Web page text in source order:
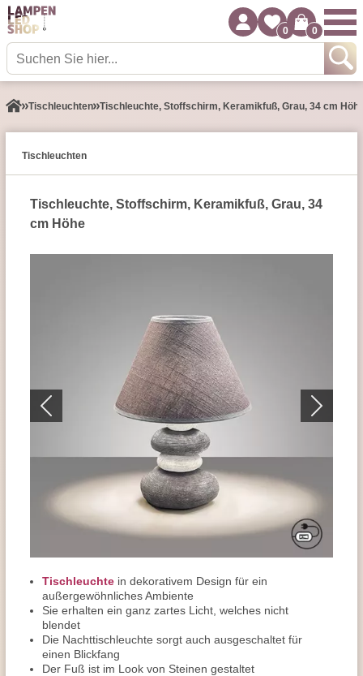
0 0
Tisch­leuchten Tischleuchte, Stoffschirm, Keramikfuß, Grau, 34 cm
Tisch­leuchten
Tischleuchte, Stoffschirm, Keramikfuß, Grau, 34
cm Höhe
Tischleuchte in dekorativem Design für ein
außergewöhnliches Ambiente
Sie erhalten ein ganz zartes Licht, welches nicht
blendet
Die Nachttischleuchte sorgt auch ausgeschaltet für
einen Blickfang
Der Fuß ist im Look von Steinen gestaltet